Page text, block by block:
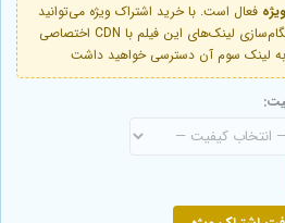
فعال است. با خرید اشتراک ویژه می‌توانید
هر 2 ساعت یک‌بار درخواست همگام‌سازی لینک‌های این فیلم با CDN اختصاصی
به لینک سوم آن دسترسی خواهید داشت